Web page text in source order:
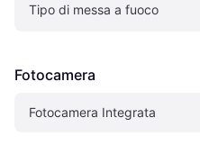
Tipo di messa a fuoco
Fotocamera
Fotocamera Integrata